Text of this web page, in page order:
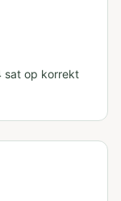
sat op korrekt